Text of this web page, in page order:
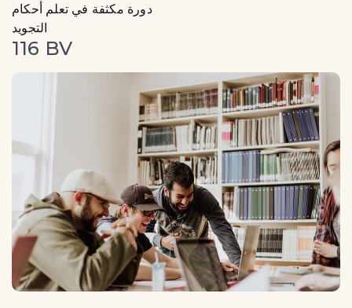
دورة مكثفة في تعلم أحكام
التجويد
116 BV